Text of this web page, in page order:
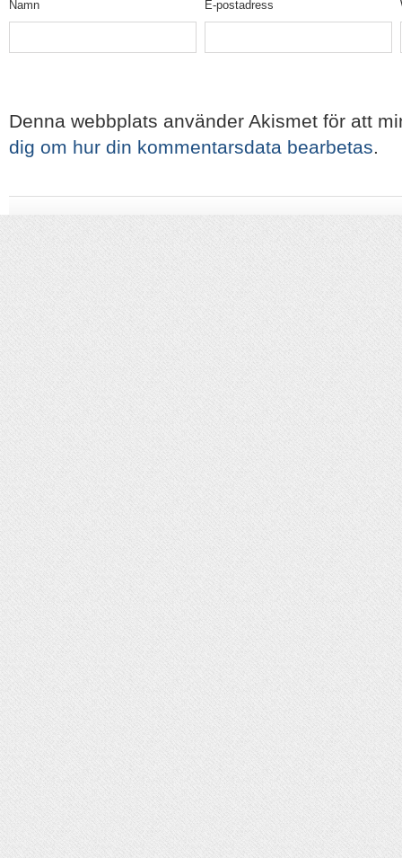
Namn E-postadress
Denna webbplats använder Akismet för att
dig om hur din kommentarsdata bearbetas.